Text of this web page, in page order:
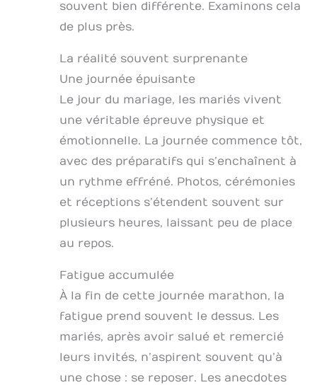
souvent bien différente. Examinons cela
de plus près.
La réalité souvent surprenante
Une journée épuisante
Le jour du mariage, les mariés vivent
une véritable épreuve physique et
émotionnelle. La journée commence tôt,
avec des préparatifs qui s’enchaînent à
un rythme effréné. Photos, cérémonies
et réceptions s’étendent souvent sur
plusieurs heures, laissant peu de place
au repos.
Fatigue accumulée
À la fin de cette journée marathon, la
fatigue prend souvent le dessus. Les
mariés, après avoir salué et remercié
leurs invités, n’aspirent souvent qu’à
une chose : se reposer. Les anecdotes